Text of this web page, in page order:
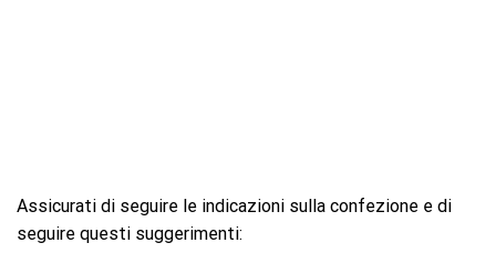
Assicurati di seguire le indicazioni sulla confezione e di
seguire questi suggerimenti: